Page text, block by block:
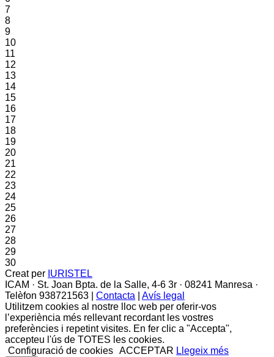
7
8
9
10
11
12
13
14
15
16
17
18
19
20
21
22
23
24
25
26
27
28
29
30
Creat per IURISTEL
ICAM · St. Joan Bpta. de la Salle, 4-6 3r · 08241 Manresa ·
Telèfon 938721563 | Contacta
Avís legal
Utilitzem cookies al nostre lloc web per oferir-vos
l’experiència més rellevant recordant les vostres
preferències i repetint visites. En fer clic a "Accepta",
accepteu l'ús de TOTES les cookies.
Configuració de cookies ACCEPTAR Llegeix més